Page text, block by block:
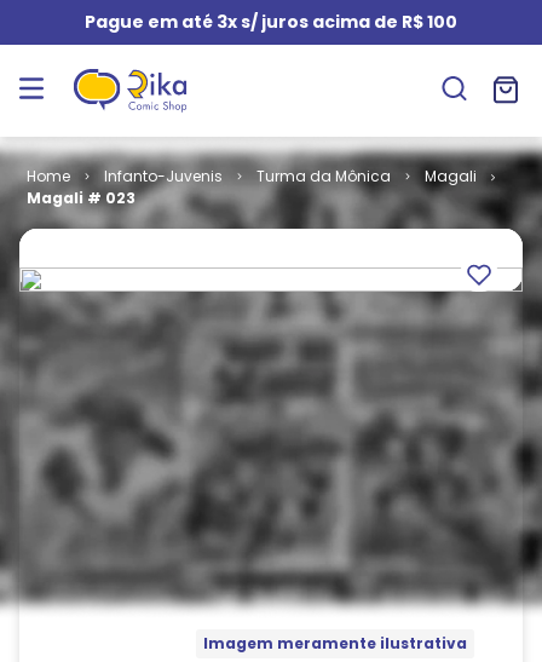
Pague em até 3x s/ juros acima de R$ 100
Infanto-Juvenis Turma da Mônica
Magali
Magali # 023
Imagem meramente ilustrativa